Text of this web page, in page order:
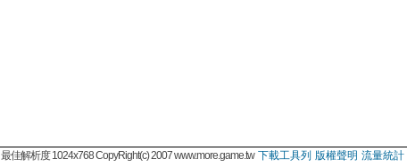
最佳解析度 1024x768 CopyRight(c) 2007 www.more.game.tw 下載工具列 版權聲明 流量統計